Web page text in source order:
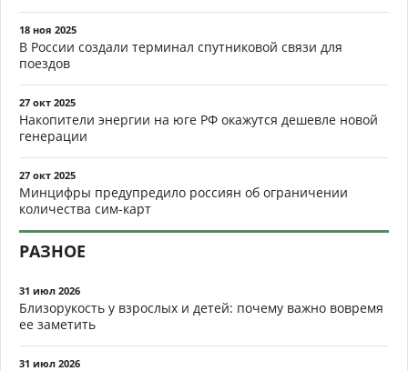
18 ноя 2025
В России создали терминал спутниковой связи для
поездов
27 окт 2025
Накопители энергии на юге РФ окажутся дешевле новой
генерации
27 окт 2025
Минцифры предупредило россиян об ограничении
количества сим-карт
РАЗНОЕ
31 июл 2026
Близорукость у взрослых и детей: почему важно вовремя
ее заметить
31 июл 2026